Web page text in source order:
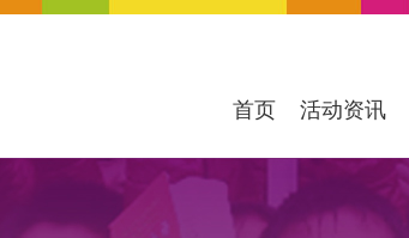
首页 活动资讯